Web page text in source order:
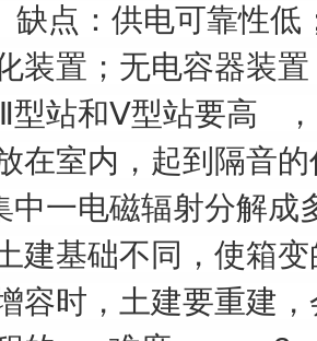
缺点：供电可靠性
装置；无电容器装
型站和Ⅴ型站要高
在室内，起到隔音
中一电磁辐射分解成
建基础不同，使箱
容时，土建要重建